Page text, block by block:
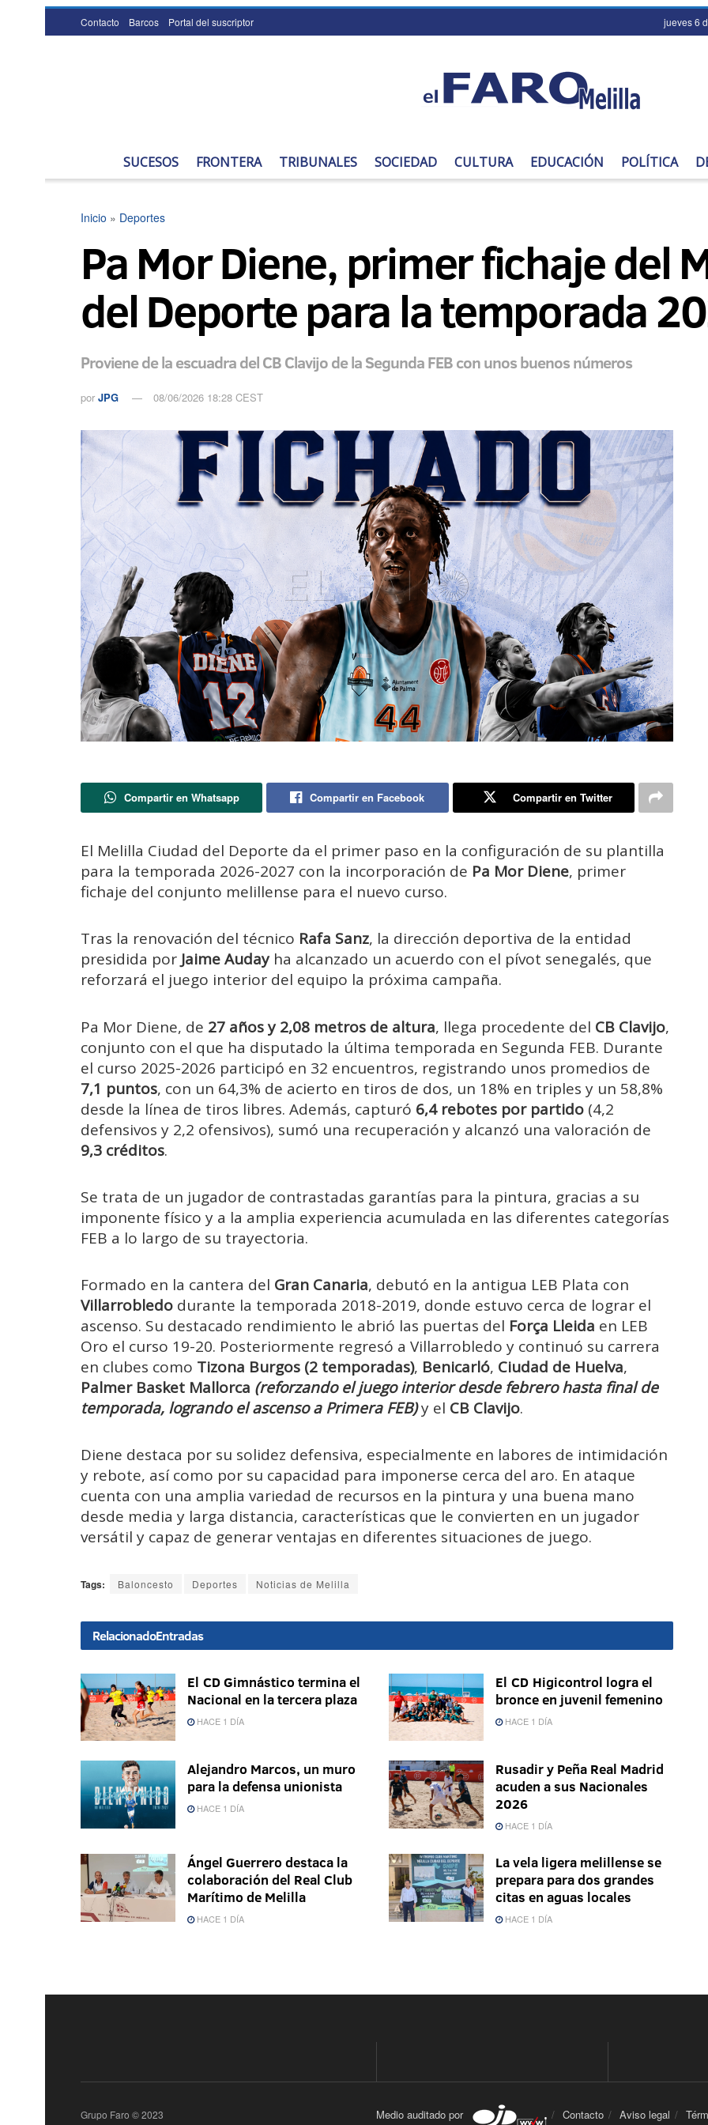
Contacto Barcos Portal del suscriptor jueves 6
SUCESOS FRONTERA TRIBUNALES SOCIEDAD CULTURA EDUCACIÓN POLÍTICA
Inicio » Deportes
Pa Mor Diene, primer fichaje del
del Deporte para la temporada
Proviene de la escuadra del CB Clavijo de la Segunda FEB con unos buenos números
por JPG 08/06/2026 18:28 CEST
Compartir en Whatsapp Compartir en Facebook Compartir en Twitter
El Melilla Ciudad del Deporte da el primer paso en la configuración de su plantilla
para la temporada 2026-2027 con la incorporación de Pa Mor Diene, primer
fichaje del conjunto melillense para el nuevo curso.
Tras la renovación del técnico Rafa Sanz, la dirección deportiva de la entidad
presidida por Jaime Audayha alcanzado un acuerdo con el pívot senegalés, que
reforzará el juego interior del equipo la próxima campaña.
Pa Mor Diene, de 27 años y 2,08 metros de altura, llega procedente del CB Clavijo,
conjunto con el que ha disputado la última temporada en Segunda FEB. Durante
el curso 2025-2026 participó en 32 encuentros, registrando unos promedios de
7,1 puntos, con un 64,3% de acierto en tiros de dos, un 18% en triples y un 58,8%
desde la línea de tiros libres. Además, capturó 6,4 rebotes por partido (4,2
defensivos y 2,2 ofensivos), sumó una recuperación y alcanzó una valoración de
9,3 créditos.
Se trata de un jugador de contrastadas garantías para la pintura, gracias a su
imponente físico y a la amplia experiencia acumulada en las diferentes categorías
FEB a lo largo de su trayectoria.
Formado en la cantera del Gran Canaria, debutó en la antigua LEB Plata con
Villarrobledo durante la temporada 2018-2019, donde estuvo cerca de lograr el
ascenso. Su destacado rendimiento le abrió las puertas del Força Lleida en LEB
Oro el curso 19-20. Posteriormente regresó a Villarrobledo y continuó su carrera
en clubes como Tizona Burgos (2 temporadas), Benicarló, Ciudad de Huelva,
Palmer Basket Mallorca (reforzando el juego interior desde febrero hasta final de
temporada, logrando el ascenso a Primera FEB)y el CB Clavijo.
Diene destaca por su solidez defensiva, especialmente en labores de intimidación
y rebote, así como por su capacidad para imponerse cerca del aro. En ataque
cuenta con una amplia variedad de recursos en la pintura y una buena mano
desde media y larga distancia, características que le convierten en un jugador
versátil y capaz de generar ventajas en diferentes situaciones de juego.
Tags: Baloncesto Deportes Noticias de Melilla
RelacionadoEntradas
El CD Gimnástico termina el
Nacional en la tercera plaza
HACE 1 DÍA
El CD Higicontrol logra el
bronce en juvenil femenino
HACE 1 DÍA
Alejandro Marcos, un muro
para la defensa unionista
HACE 1 DÍA
Rusadir y Peña Real Madrid
acuden a sus Nacionales
2026
HACE 1 DÍA
Ángel Guerrero destaca la
colaboración del Real Club
Marítimo de Melilla
HACE 1 DÍA
La vela ligera melillense se
prepara para dos grandes
citas en aguas locales
HACE 1 DÍA
Medio auditado por Contacto Aviso legal
Grupo Faro © 2023